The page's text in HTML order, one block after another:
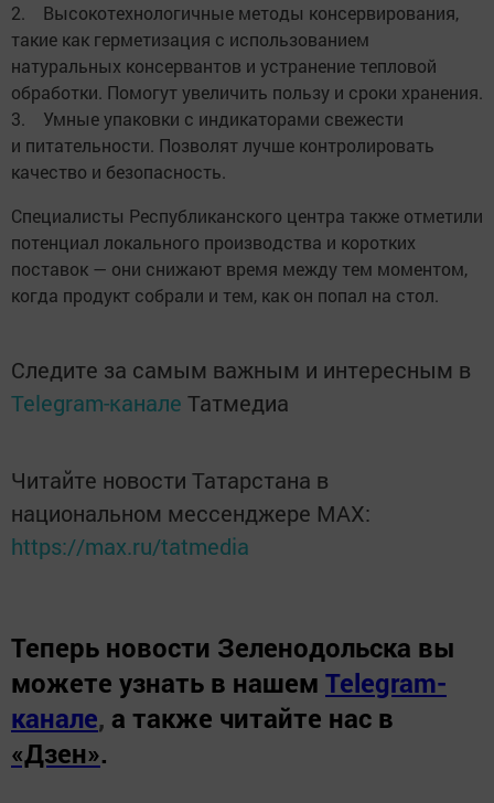
2. Высокотехнологичные методы консервирования,
такие как герметизация с использованием
натуральных консервантов и устранение тепловой
обработки. Помогут увеличить пользу и сроки хранения.
3. Умные упаковки с индикаторами свежести
и питательности. Позволят лучше контролировать
качество и безопасность.
Специалисты Республиканского центра также отметили
потенциал локального производства и коротких
поставок — они снижают время между тем моментом,
когда продукт собрали и тем, как он попал на стол.
Следите за самым важным и интересным в
Telegram-канале Татмедиа
Читайте новости Татарстана в
национальном мессенджере MАХ:
https://max.ru/tatmedia
Теперь новости Зеленодольска вы
можете узнать в нашем Telegram-
канале, а также читайте нас в
«Дзен».